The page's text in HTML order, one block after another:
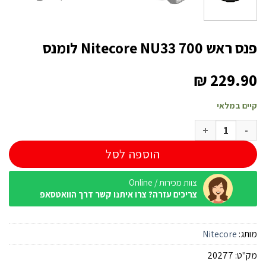
פנס ראש Nitecore NU33 700 לומנס
₪229.90
קיים במלאי
כמות של פנס ראש Nitecore NU33 700 לומנס
הוספה לסל
צוות מכירות / Online
צריכים עזרה? צרו איתנו קשר דרך הוואטסאפ
מותג: Nitecore
מק"ט: 20277